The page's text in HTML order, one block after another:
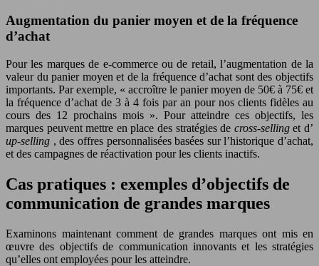
Augmentation du panier moyen et de la fréquence
d’achat
Pour les marques de e-commerce ou de retail, l’augmentation de la
valeur du panier moyen et de la fréquence d’achat sont des objectifs
importants. Par exemple, « accroître le panier moyen de 50€ à 75€ et
la fréquence d’achat de 3 à 4 fois par an pour nos clients fidèles au
cours des 12 prochains mois ». Pour atteindre ces objectifs, les
marques peuvent mettre en place des stratégies de cross-sellinget d’
up-selling , des offres personnalisées basées sur l’historique d’achat,
et des campagnes de réactivation pour les clients inactifs.
Cas pratiques : exemples d’objectifs de
communication de grandes marques
Examinons maintenant comment de grandes marques ont mis en
œuvre des objectifs de communication innovants et les stratégies
qu’elles ont employées pour les atteindre.